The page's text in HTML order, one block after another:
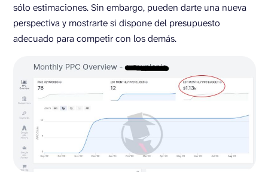
sólo estimaciones. Sin embargo, pueden darte una nueva
perspectiva y mostrarte si dispone del presupuesto
adecuado para competir con los demás.